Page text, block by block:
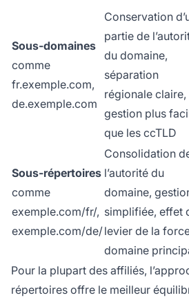
Sous-domaines
comme
fr.exemple.com,
de.exemple.com
Conservation
partie de
du domaine,
séparation
régionale claire,
gestion plus
que les ccTLD
Sous-répertoires
comme
exemple.com/fr/,
exemple.com/de/
Consolidation
l’autorité du
domaine,
simplifiée, effet
levier de la
domaine
Pour la plupart des affiliés,
répertoires offre le meilleur